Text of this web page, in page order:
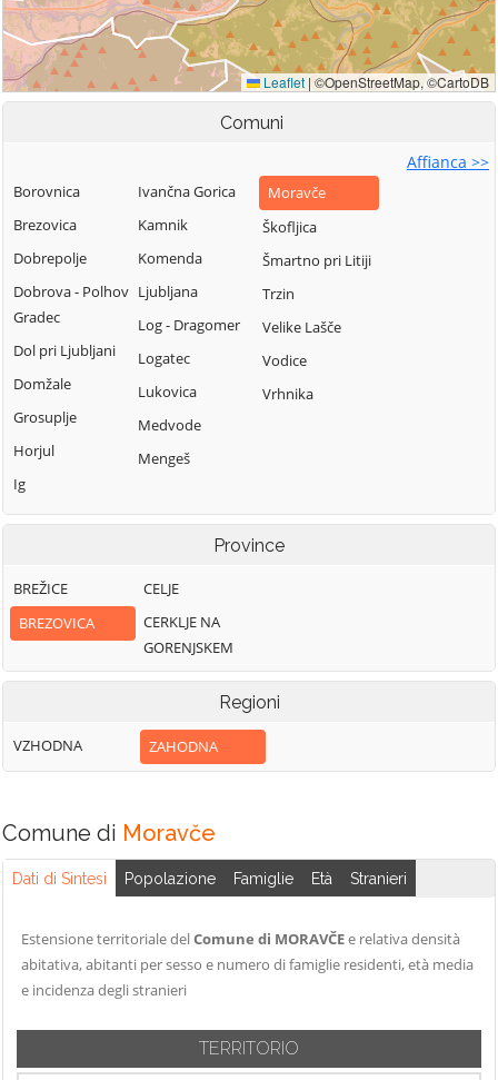
Comuni
Affianca >>
Borovnica
Brezovica
Dobrepolje
Dobrova - Polhov
Gradec
Dol pri Ljubljani
Domžale
Grosuplje
Horjul
Ig
Ivančna Gorica
Kamnik
Komenda
Ljubljana
Log - Dragomer
Logatec
Lukovica
Medvode
Mengeš
Moravče
Škofljica
Šmartno pri Litiji
Trzin
Velike Lašče
Vodice
Vrhnika
Province
BREŽICE
BREZOVICA
CELJE
CERKLJE NA
GORENJSKEM
Regioni
VZHODNA ZAHODNA
Comune di Moravče
Dati di Sintesi Popolazione Famiglie Età Stranieri
Estensione territoriale delComune di MORAVČEe relativa densità
abitativa, abitanti per sesso e numero di famiglie residenti, età media
e incidenza degli stranieri
TERRITORIO